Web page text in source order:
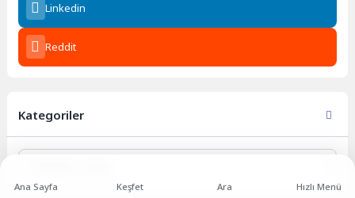
Linkedin
Reddit
Kategoriler
Kategoriler
Ana Sayfa Keşfet Ara Hızlı Menü